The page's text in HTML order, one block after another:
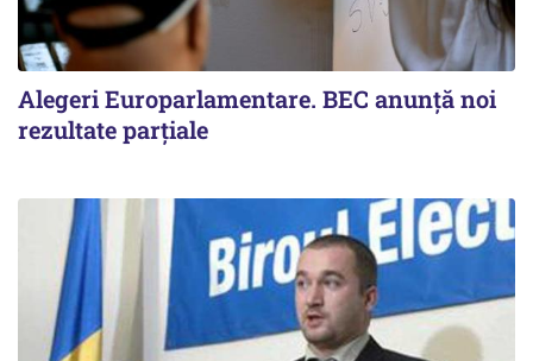
Alegeri Europarlamentare. BEC anunţă noi
rezultate parţiale